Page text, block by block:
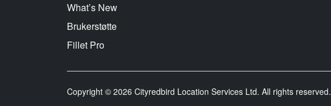
What’s New
Brukerstøtte
Fillet Pro
Copyright © 2026 Cityredbird Location Services Ltd. All rights reserved.